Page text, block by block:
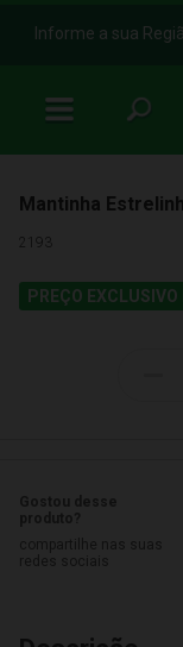
b
Informe a sua
Mantinha
2193
PREÇO EXCLUSIVO